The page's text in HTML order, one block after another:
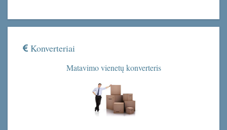
Konverteriai
Matavimo vienetų konverteris